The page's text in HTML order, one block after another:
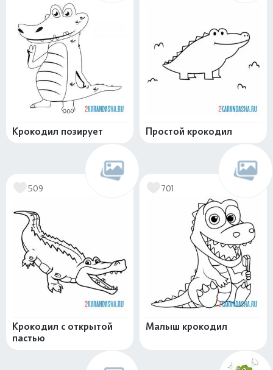
Крокодил позирует Простой крокодил
509
Крокодил с открытой
пастью
701
Малыш крокодил